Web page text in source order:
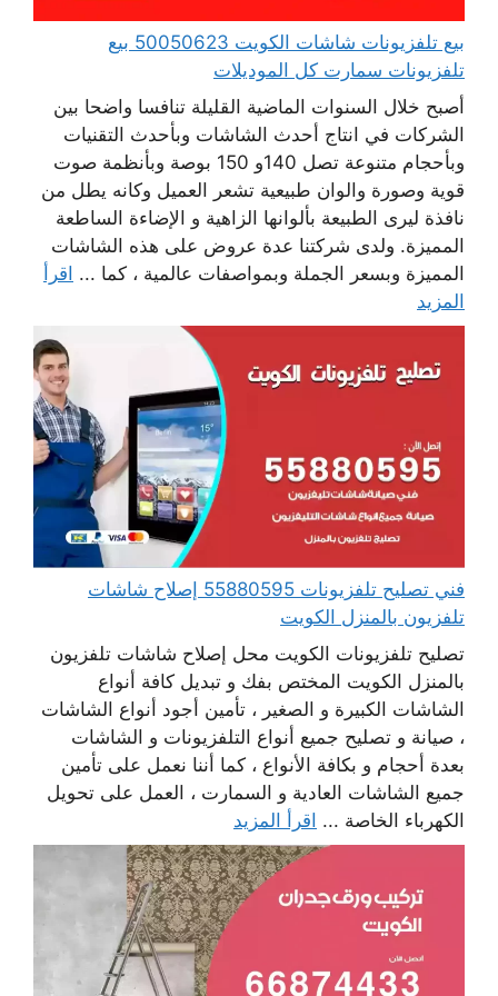
بيع تلفزيونات شاشات الكويت 50050623 بيع
تلفزيونات سمارت كل الموديلات
أصبح خلال السنوات الماضية القليلة تنافسا واضحا بين
الشركات في انتاج أحدث الشاشات وبأحدث التقنيات
وبأحجام متنوعة تصل 140و 150 بوصة وبأنظمة صوت
قوية وصورة والوان طبيعية تشعر العميل وكانه يطل من
نافذة ليرى الطبيعة بألوانها الزاهية و الإضاءة الساطعة
المميزة. ولدى شركتنا عدة عروض على هذه الشاشات
المميزة وبسعر الجملة وبمواصفات عالمية ، كما ... اقرأ
المزيد
فني تصليح تلفزيونات 55880595 إصلاح شاشات
تلفزيون بالمنزل الكويت
تصليح تلفزيونات الكويت محل إصلاح شاشات تلفزيون
بالمنزل الكويت المختص بفك و تبديل كافة أنواع
الشاشات الكبيرة و الصغير ، تأمين أجود أنواع الشاشات
، صيانة و تصليح جميع أنواع التلفزيونات و الشاشات
بعدة أحجام و بكافة الأنواع ، كما أننا نعمل على تأمين
جميع الشاشات العادية و السمارت ، العمل على تحويل
الكهرباء الخاصة ... اقرأ المزيد